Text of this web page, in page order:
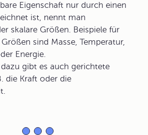
Eigenschaft nur durch einen
ist, nennt man
skalare Größen. Beispiele für
sind Masse, Temperatur,
Energie.
gibt es auch gerichtete
die Kraft oder die